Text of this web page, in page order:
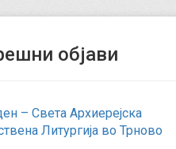
објави
– Света Архиерејска
Литургија во Трново